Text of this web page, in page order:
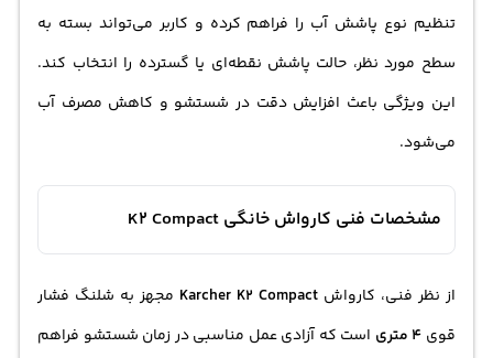
تنظیم نوع پاشش آب را فراهم کرده و کاربر می‌تواند بسته به
سطح مورد نظر، حالت پاشش نقطه‌ای یا گسترده را انتخاب کند.
این ویژگی باعث افزایش دقت در شستشو و کاهش مصرف آب
می‌شود.
مشخصات فنی کارواش خانگی K2 Compact
از نظر فنی، کارواشKarcher K2 Compact مجهز به شلنگ فشار
قوی 4 متری
است که آزادی عمل مناسبی در زمان شستشو فراهم